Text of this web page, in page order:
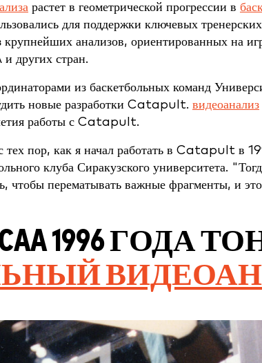
растет в геометрической прогрессии в
для поддержки ключевых
анализов, ориентированных на
других стран.
из баскетбольных команд
новые разработки Catapult. видеоанализ
работы с Catapult.
тех пор, как я начал работать в Catapult в
клуба Сиракузского университета.
чтобы перематывать важные фрагменты, и
1996 ГОДА